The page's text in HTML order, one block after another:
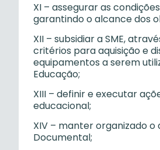
XI – assegurar as
garantindo o alcance dos
XII – subsidiar a SME,
critérios para aquisição e
equipamentos a serem
Educação;
XIII – definir e executar
educacional;
XIV – manter organizado
Documental;